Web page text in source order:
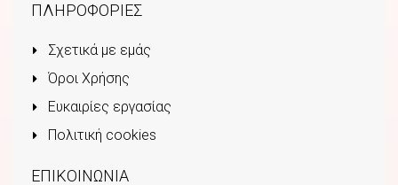
ΠΛΗΡΟΦΟΡΙΕΣ
Σχετικά με εμάς
Όροι Χρήσης
Ευκαιρίες εργασίας
Πολιτική cookies
ΕΠΙΚΟΙΝΩΝΙΑ